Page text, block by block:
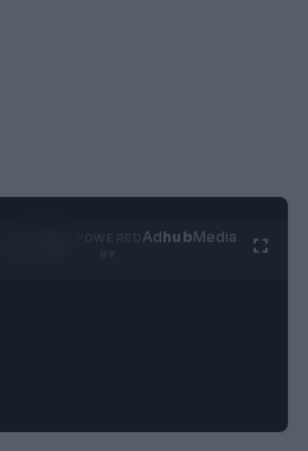
AdhubMedia